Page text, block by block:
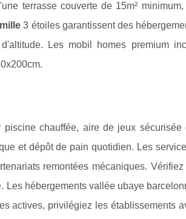
terrasse couverte de 15m²
3 étoiles garantissent des
Les mobil homes premium
chauffée, aire de jeux sécurisée
et dépôt de pain quotidien. Les
remontées mécaniques.
hébergements vallée ubaye
actives, privilégiez les établissements